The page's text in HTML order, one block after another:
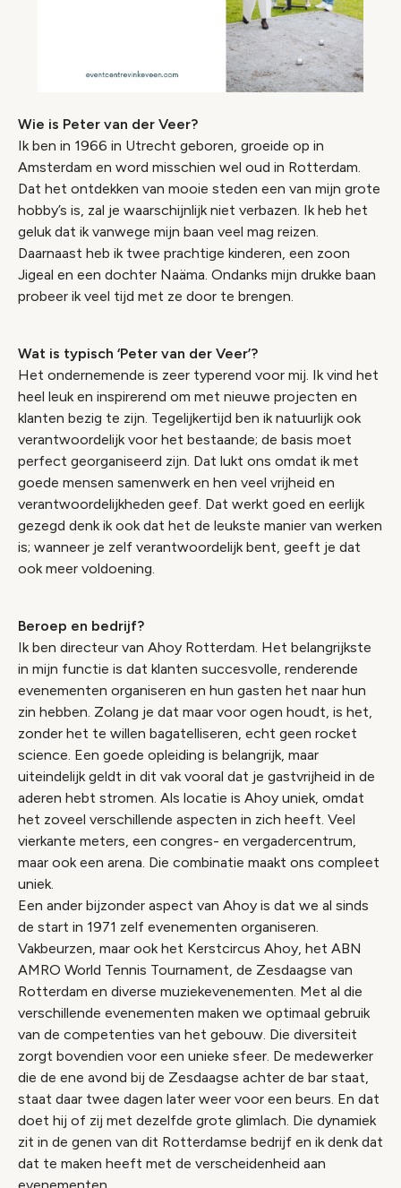
Wie is Peter van der Veer?
Ik ben in 1966 in Utrecht geboren, groeide op in
Amsterdam en word misschien wel oud in Rotterdam.
Dat het ontdekken van mooie steden een van mijn grote
hobby’s is, zal je waarschijnlijk niet verbazen. Ik heb het
geluk dat ik vanwege mijn baan veel mag reizen.
Daarnaast heb ik twee prachtige kinderen, een zoon
Jigeal en een dochter Naäma. Ondanks mijn drukke baan
probeer ik veel tijd met ze door te brengen.
Wat is typisch ‘Peter van der Veer’?
Het ondernemende is zeer typerend voor mij. Ik vind het
heel leuk en inspirerend om met nieuwe projecten en
klanten bezig te zijn. Tegelijkertijd ben ik natuurlijk ook
verantwoordelijk voor het bestaande; de basis moet
perfect georganiseerd zijn. Dat lukt ons omdat ik met
goede mensen samenwerk en hen veel vrijheid en
verantwoordelijkheden geef. Dat werkt goed en eerlijk
gezegd denk ik ook dat het de leukste manier van werken
is; wanneer je zelf verantwoordelijk bent, geeft je dat
ook meer voldoening.
Beroep en bedrijf?
Ik ben directeur van Ahoy Rotterdam. Het belangrijkste
in mijn functie is dat klanten succesvolle, renderende
evenementen organiseren en hun gasten het naar hun
zin hebben. Zolang je dat maar voor ogen houdt, is het,
zonder het te willen bagatelliseren, echt geen rocket
science. Een goede opleiding is belangrijk, maar
uiteindelijk geldt in dit vak vooral dat je gastvrijheid in de
aderen hebt stromen. Als locatie is Ahoy uniek, omdat
het zoveel verschillende aspecten in zich heeft. Veel
vierkante meters, een congres- en vergadercentrum,
maar ook een arena. Die combinatie maakt ons compleet
uniek.
Een ander bijzonder aspect van Ahoy is dat we al sinds
de start in 1971 zelf evenementen organiseren.
Vakbeurzen, maar ook het Kerstcircus Ahoy, het ABN
AMRO World Tennis Tournament, de Zesdaagse van
Rotterdam en diverse muziekevenementen. Met al die
verschillende evenementen maken we optimaal gebruik
van de competenties van het gebouw. Die diversiteit
zorgt bovendien voor een unieke sfeer. De medewerker
die de ene avond bij de Zesdaagse achter de bar staat,
staat daar twee dagen later weer voor een beurs. En dat
doet hij of zij met dezelfde grote glimlach. Die dynamiek
zit in de genen van dit Rotterdamse bedrijf en ik denk dat
dat te maken heeft met de verscheidenheid aan